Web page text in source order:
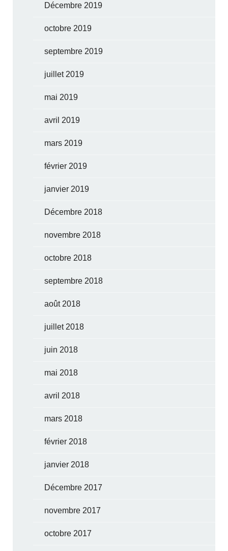
Décembre 2019
octobre 2019
septembre 2019
juillet 2019
mai 2019
avril 2019
mars 2019
février 2019
janvier 2019
Décembre 2018
novembre 2018
octobre 2018
septembre 2018
août 2018
juillet 2018
juin 2018
mai 2018
avril 2018
mars 2018
février 2018
janvier 2018
Décembre 2017
novembre 2017
octobre 2017